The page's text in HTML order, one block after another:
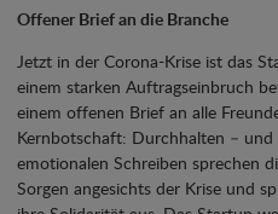
Offener Brief an die Branche
Jetzt in der Corona-Krise ist das
einem starken Auftragseinbruch
einem offenen Brief an alle
Kernbotschaft: Durchhalten –
emotionalen Schreiben sprechen
Sorgen angesichts der Krise und